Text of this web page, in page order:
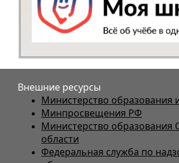
Внешние ресурсы
Министерство образования
Минпросвещения РФ
Министерство образования
области
Федеральная служба по